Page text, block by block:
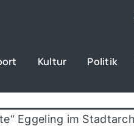
Kultur Politik
Eggeling im